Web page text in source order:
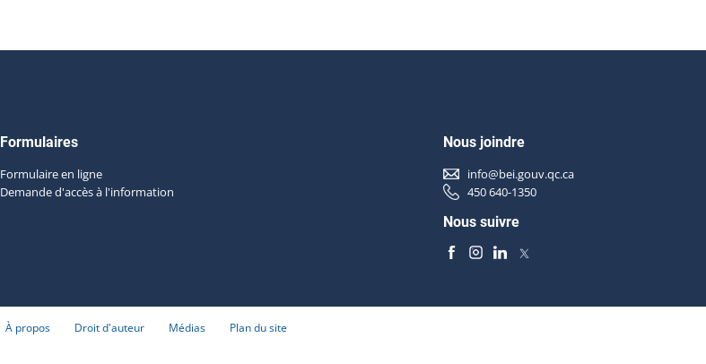
Formulaires
Formulaire en ligne
Demande d'accès à l'information
Nous joindre
info@bei.gouv.qc.ca
450 640-1350
Nous suivre
À propos Droit d'auteur Médias Plan du site